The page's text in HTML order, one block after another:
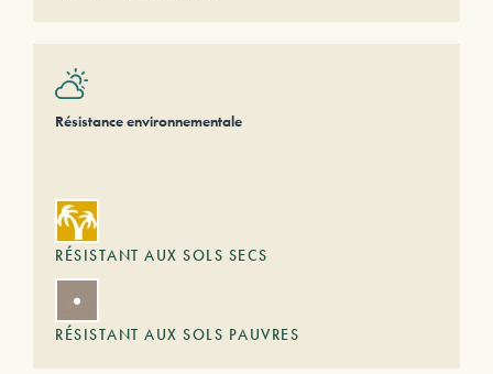
Résistance environnementale
RÉSISTANT AUX SOLS SECS
RÉSISTANT AUX SOLS PAUVRES